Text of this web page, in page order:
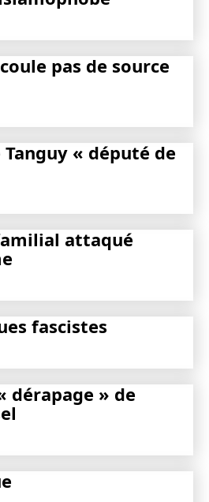
pas de source
Tanguy « député de
attaqué
fascistes
dérapage » de